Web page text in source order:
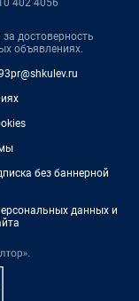
за достоверность
объявлениях.
без баннерной
данных и